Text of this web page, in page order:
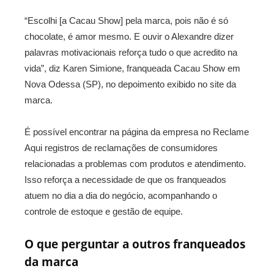
“Escolhi [a Cacau Show] pela marca, pois não é só
chocolate, é amor mesmo. E ouvir o Alexandre dizer
palavras motivacionais reforça tudo o que acredito na
vida”, diz Karen Simione, franqueada Cacau Show em
Nova Odessa (SP), no depoimento exibido no site da
marca.
É possível encontrar na página da empresa no Reclame
Aqui registros de reclamações de consumidores
relacionadas a problemas com produtos e atendimento.
Isso reforça a necessidade de que os franqueados
atuem no dia a dia do negócio, acompanhando o
controle de estoque e gestão de equipe.
O que perguntar a outros franqueados
da marca